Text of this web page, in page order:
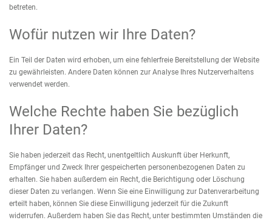
betreten.
Wofür nutzen wir Ihre Daten?
Ein Teil der Daten wird erhoben, um eine fehlerfreie Bereitstellung der Website
zu gewährleisten. Andere Daten können zur Analyse Ihres Nutzerverhaltens
verwendet werden.
Welche Rechte haben Sie bezüglich
Ihrer Daten?
Sie haben jederzeit das Recht, unentgeltlich Auskunft über Herkunft,
Empfänger und Zweck Ihrer gespeicherten personenbezogenen Daten zu
erhalten. Sie haben außerdem ein Recht, die Berichtigung oder Löschung
dieser Daten zu verlangen. Wenn Sie eine Einwilligung zur Datenverarbeitung
erteilt haben, können Sie diese Einwilligung jederzeit für die Zukunft
widerrufen. Außerdem haben Sie das Recht, unter bestimmten Umständen die